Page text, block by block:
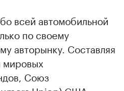
всей автомобильной
по своему
авторынку. Составляя
мировых
Союз